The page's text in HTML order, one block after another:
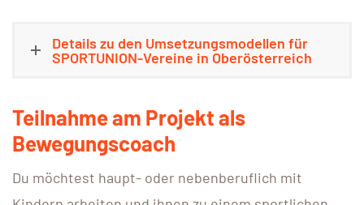
Details zu den Umsetzungsmodellen für
SPORTUNION-Vereine in Oberösterreich
Teilnahme am Projekt als
Bewegungscoach
Du möchtest haupt- oder nebenberuflich mit